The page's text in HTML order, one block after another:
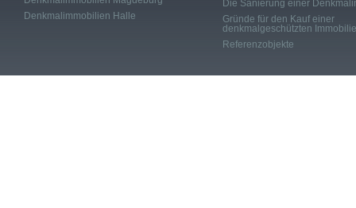
Denkmalimmobilien Halle
Die Sanierung einer
Gründe für den Kauf einer
denkmalgeschützten Immobilie
Referenzobjekte